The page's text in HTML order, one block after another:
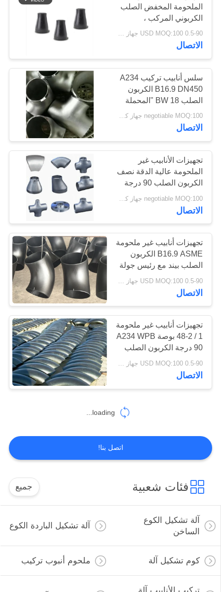
PRIVACY
POLICY
الملحومة المخفض الصلب
الكربوني المركب ،
والتركيبات ECC نموذج
الصلب بعقب اللحام
0.5-90 USD MOQ:100 جهاز كمبيوتر شخصى
الاتصال
سلس أنابيب تركيب A234
B16.9 DN450 الكربون
الصلب BW 18 "المحملة
للبيع
negotiable MOQ:100 جهاز كمبيوتر شخصى
الاتصال
تجهيزات الأنابيب غير
الملحومة عالية الدقة نصف
الكربون الصلب 90 درجة
الكوع
negotiable MOQ:100 جهاز كمبيوتر شخصى
الاتصال
تجهيزات أنابيب غير ملحومة
B16.9 ASME الكربون
الصلب بيند مع رئيس جولة
متساوية
0.5-90 USD MOQ:100 جهاز كمبيوتر شخصى
الاتصال
تجهيزات أنابيب غير ملحومة
1 / 2-48 بوصة A234 WPB
90 درجة الكربون الصلب
0.5-90 USD MOQ:100 جهاز كمبيوتر شخصى
الاتصال
loading...
اتصل بنا!
فئات شعبية جميع
آلة تشكيل الكوع
الساخن
آلة تشكيل الباردة الكوع
كوم تشكيل آلة ملحوم أنبوب تركيب